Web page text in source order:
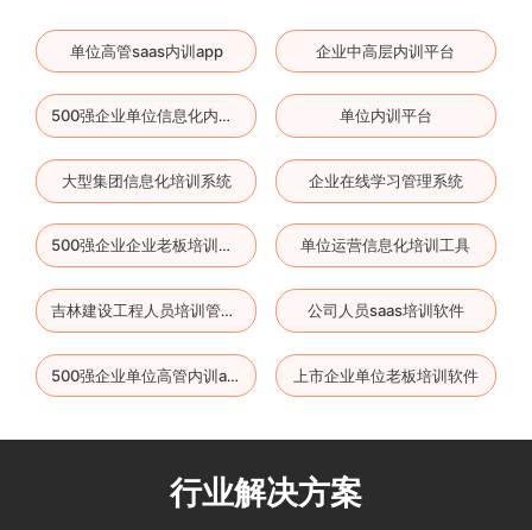
单位高管saas内训app 企业中高层内训平台
500强企业单位信息化内训系统 单位内训平台
大型集团信息化培训系统 企业在线学习管理系统
500强企业企业老板培训工具 单位运营信息化培训工具
吉林建设工程人员培训管理系统 公司人员saas培训软件
500强企业单位高管内训app 上市企业单位老板培训软件
行业解决方案